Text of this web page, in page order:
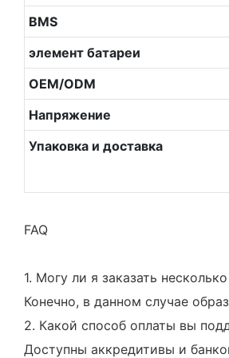
BMS
элемент батареи
OEM/ODM
Напряжение
Упаковка и доставка
FAQ
1. Могу ли я заказать
Конечно, в данном случае
2. Какой способ оплаты вы
Доступны аккредитивы и